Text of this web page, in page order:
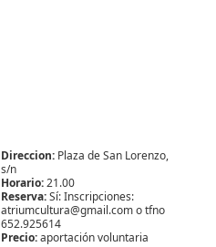
Direccion:Plaza de San Lorenzo,
s/n
Horario:21.00
Reserva:Sí: Inscripciones:
atriumcultura@gmail.com o tfno
652.925614
Precio:aportación voluntaria